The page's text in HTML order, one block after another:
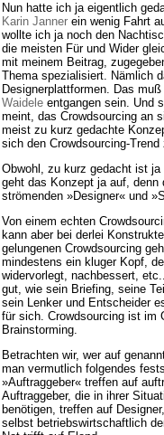
Nun hatte ich ja eigentlich
Karin Janner ein wenig Fahrt
wollte ich ja noch den
die meisten Für und Wider
mit meinem Beitrag,
Thema spezialisiert. Nämlich
Designerplattformen. Das
Waidele entgangen sein. Und
meint, das Crowdsourcing an
meist zu kurz gedachte
sich den Crowdsourcing-
Obwohl, zu kurz gedacht ist
geht das Konzept ja auf, denn
strömenden »Designer« und
Von einem echten
kann aber bei derlei
gelungenen Crowdsourcing
mindestens ein kluger Kopf,
widervorlegt, nachbessert,
gut, wie sein Briefing, seine
sein Lenker und Entscheider
für sich. Crowdsourcing ist im
Brainstorming.
Betrachten wir, wer auf
man vermutlich folgendes
»Auftraggeber« treffen auf
Auftraggeber, die in ihrer
benötigen, treffen auf
selbst betriebswirtschaftlich